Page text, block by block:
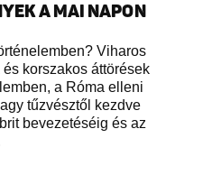
A MAI NAPON
Viharos
korszakos áttörések
a Róma elleni
tűzvésztől kezdve
bevezetéséig és az